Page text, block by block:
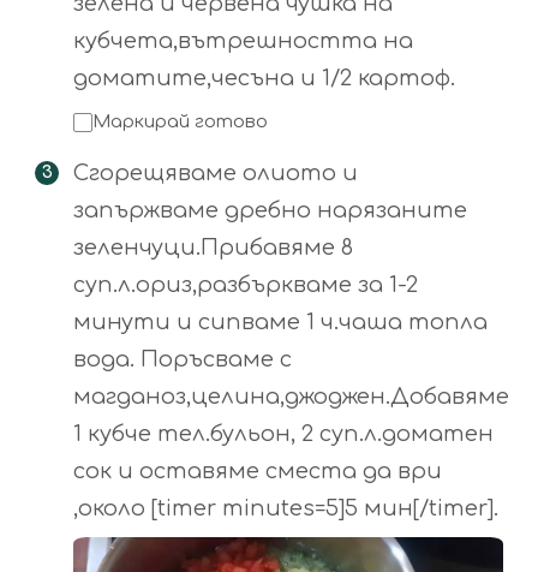
кубчета,вътрешността на
доматите,чесъна и 1/2 картоф.
Маркирай готово
Сгорещяваме олиото и
запържваме дребно нарязаните
зеленчуци.Прибавяме 8
суп.л.ориз,разбъркваме за 1-2
минути и сипваме 1 ч.чаша топла
вода. Поръсваме с
магданоз,целина,джоджен.Добавяме
1 кубче тел.бульон, 2 суп.л.доматен
сок и оставяме сместа да ври
,около [timer minutes=5]5 мин[/timer].